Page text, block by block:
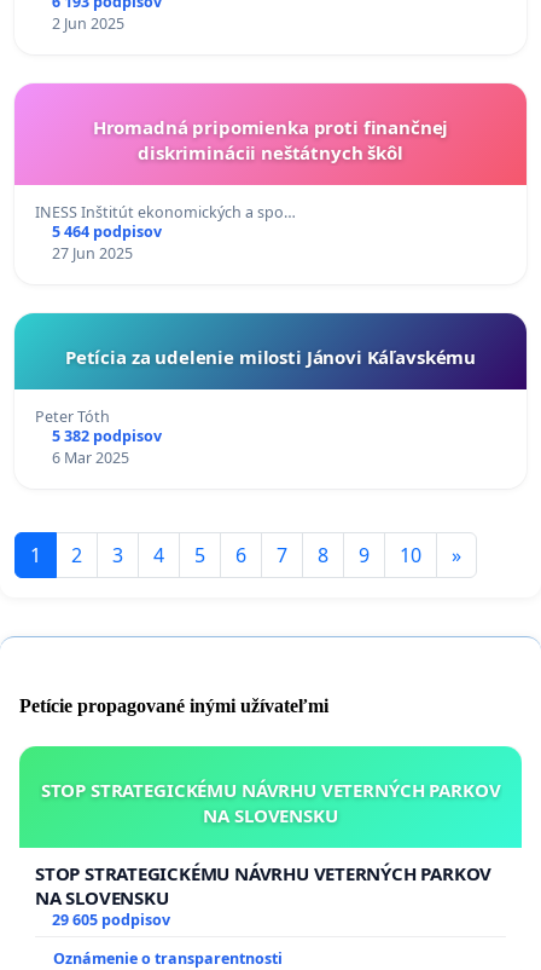
2 Jun 2025
Hromadná pripomienka proti finančnej
diskriminácii neštátnych škôl
INESS Inštitút ekonomických a spo…
5 464 podpisov
27 Jun 2025
Petícia za udelenie milosti Jánovi Káľavskému
Peter Tóth
5 382 podpisov
6 Mar 2025
1 2 3 4 5 6 7 8 9 10 »
Petície propagované inými užívateľmi
STOP STRATEGICKÉMU NÁVRHU VETERNÝCH PARKOV
NA SLOVENSKU
STOP STRATEGICKÉMU NÁVRHU VETERNÝCH PARKOV
NA SLOVENSKU
29 605 podpisov
Oznámenie o transparentnosti